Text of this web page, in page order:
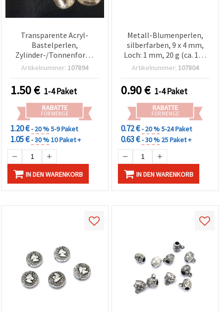
Transparente Acryl-
Bastelperlen,
Zylinder-/Tonnenform,
mit silberfarbenem
Fädelloch – 50 g
Artikelnummer: 107894
1.50€ 1-4 Paket
RABATTE
FÜR MENGE
1.20 €- 20 %5-9 Paket
1.05 €- 30 %10 Paket +
IN DEN WARENKORB
Metall-Blumenperlen,
silberfarben, 9 x 4 mm,
Loch: 1 mm, 20 g (ca. 110
Stk.)
Artikelnummer: 107804
0.90€ 1-4 Paket
RABATTE
FÜR MENGE
0.72 €- 20 %5-24 Paket
0.63 €- 30 % 25 Paket +
IN DEN WARENKORB